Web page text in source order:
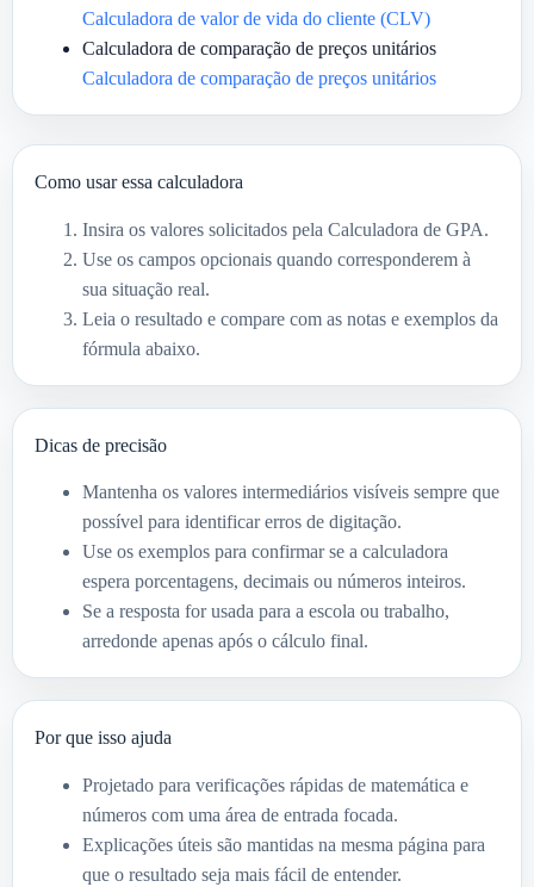
Calculadora de valor de vida do cliente (CLV)
Calculadora de comparação de preços unitários
Calculadora de comparação de preços unitários
Como usar essa calculadora
Insira os valores solicitados pela Calculadora de GPA.
Use os campos opcionais quando corresponderem à
sua situação real.
Leia o resultado e compare com as notas e exemplos da
fórmula abaixo.
Dicas de precisão
Mantenha os valores intermediários visíveis sempre que
possível para identificar erros de digitação.
Use os exemplos para confirmar se a calculadora
espera porcentagens, decimais ou números inteiros.
Se a resposta for usada para a escola ou trabalho,
arredonde apenas após o cálculo final.
Por que isso ajuda
Projetado para verificações rápidas de matemática e
números com uma área de entrada focada.
Explicações úteis são mantidas na mesma página para
que o resultado seja mais fácil de entender.